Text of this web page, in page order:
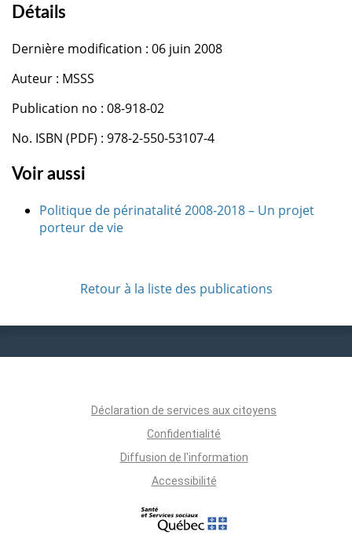
Détails
Dernière modification : 06 juin 2008
Auteur : MSSS
Publication no : 08-918-02
No. ISBN (PDF) : 978-2-550-53107-4
Voir aussi
Politique de périnatalité 2008-2018 – Un projet
porteur de vie
Retour à la liste des publications
Déclaration de services aux citoyens
Confidentialité
Diffusion de l'information
Accessibilité